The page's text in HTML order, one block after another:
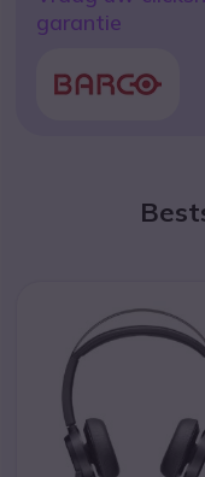
garantie